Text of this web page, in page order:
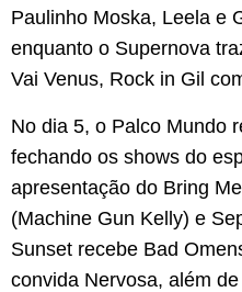
Paulinho Moska, Leela e
enquanto o Supernova
Vai Venus, Rock in Gil
No dia 5, o Palco Mundo
fechando os shows do
apresentação do Bring
(Machine Gun Kelly) e
Sunset recebe Bad
convida Nervosa, além